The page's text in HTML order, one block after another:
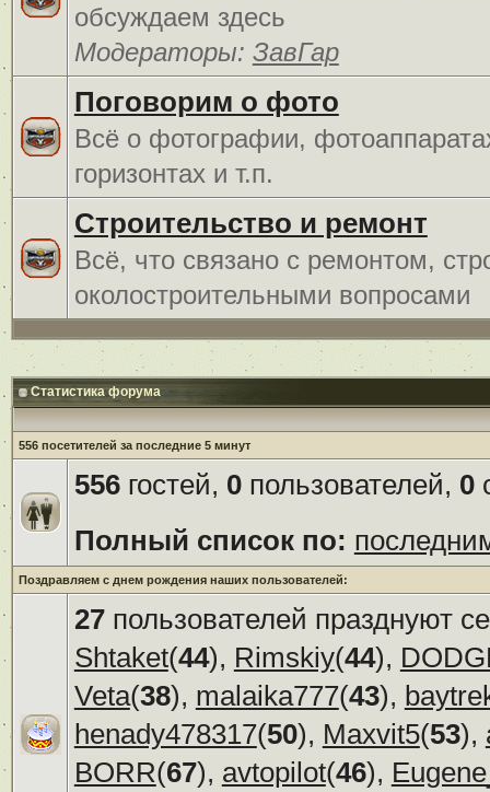
обсуждаем здесь
Модераторы: ЗавГар
Поговорим о фото
Всё о фотографии,
горизонтах и т.п.
Строительство и ремонт
Всё, что связано с ремонтом,
околостроительными вопросами
Статистика форума
556 посетителей за последние 5 минут
556гостей, 0пользователей, 0
Полный список по:
Поздравляем с днем рождения наших пользователей:
27пользователей празднуют
Shtaket(44), Rimskiy(44),
Veta(38), malaika777(43),
henady478317(50), Maxvit5(53),
BORR(67), avtopilot(46),